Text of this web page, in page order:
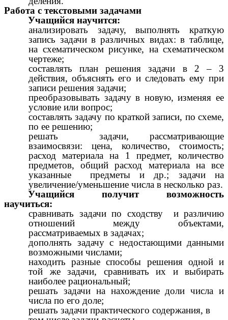
Работа с текстовыми задачами
Учащийся научится:
анализировать задачу, выполнять краткую
запись задачи в различных видах: в таблице,
на схематическом рисунке, на схематическом
чертеже;
составлять план решения задачи в 2 – 3
действия, объяснять его и следовать ему при
записи решения задачи;
преобразовывать задачу в новую, изменяя ее
условие или вопрос;
составлять задачу по краткой записи, по схеме,
по ее решению;
решать задачи, рассматривающие
взаимосвязи: цена, количество, стоимость;
расход материала на 1 предмет, количество
предметов, общий расход материала на все
указанные предметы и др.; задачи на
увеличение/уменьшение числа в несколько раз.
Учащийся получит возможность
научиться:
сравнивать задачи по сходству и различию
отношений между объектами,
рассматриваемых в задачах;
дополнять задачу с недостающими данными
возможными числами;
находить разные способы решения одной и
той же задачи, сравнивать их и выбирать
наиболее рациональный;
решать задачи на нахождение доли числа и
числа по его доле;
решать задачи практического содержания, в